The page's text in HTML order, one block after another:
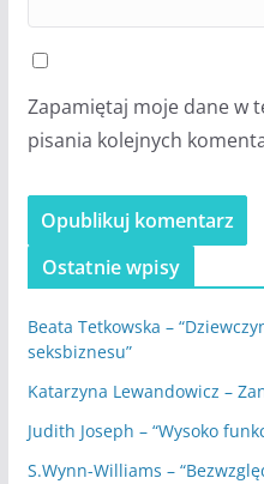
Zapamiętaj moje dane w
pisania kolejnych
Ostatnie wpisy
Beata Tetkowska –
seksbiznesu”
Katarzyna Lewandowicz –
Judith Joseph – “Wysoko
S.Wynn-Williams –